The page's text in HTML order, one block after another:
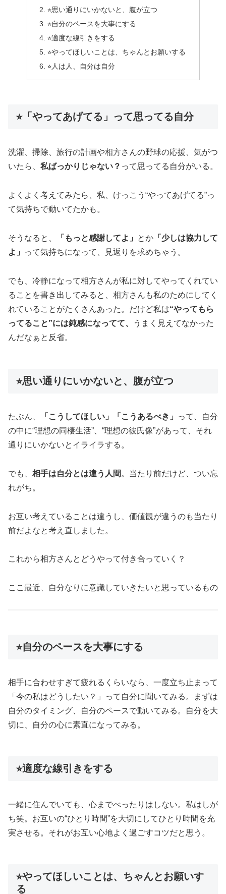
⭐︎思い通りにいかないと、腹が立つ
⭐︎自分のペースを大事にする
⭐︎適度な線引きをする
⭐︎やってほしいことは、ちゃんとお願いする
⭐︎人は人、自分は自分
⭐︎「やってあげてる」って思ってる自分
洗濯、掃除、旅行の計画や相方さんの野球の応援、気がつ
いたら、 私ばっかりじゃない？ って思ってる自分がいる。
よくよく考えてみたら、私、けっこう“やってあげてる”っ
て気持ちで動いてたかも。
そうなると、 「もっと感謝してよ」 とか 「少しは協力して
よ」
って気持ちになって、見返りを求めちゃう。
でも、冷静になって相方さんが私に対してやってくれてい
ることを書き出してみると、相方さんも私のためにしてく
れていることがたくさんあった。だけど私は“やってもら
ってること”には鈍感になってて、
うまく見えてなかった
んだなぁと反省。
⭐︎思い通りにいかないと、腹が立つ
たぶん、 「こうしてほしい」「こうあるべき」
って、自分
の中に“理想の同棲生活”、“理想の彼氏像”があって、それ
通りにいかないとイライラする。
でも、 相手は自分とは違う人間 。当たり前だけど、つい忘
れがち。
お互い考えていることは違うし、価値観が違うのも当たり
前だよなと考え直しました。
これから相方さんとどうやって付き合っていく？
ここ最近、自分なりに意識していきたいと思っているもの
⭐︎自分のペースを大事にする
相手に合わせすぎて疲れるくらいなら、一度立ち止まって
「今の私はどうしたい？」って自分に聞いてみる。まずは
自分のタイミング、自分のペースで動いてみる。自分を大
切に、自分の心に素直になってみる。
⭐︎適度な線引きをする
一緒に住んでいても、心までべったりはしない。私はしが
ち笑。お互いの“ひとり時間”を大切にしてひとり時間を充
実させる。それがお互い心地よく過ごすコツだと思う。
⭐︎やってほしいことは、ちゃんとお願いす
る